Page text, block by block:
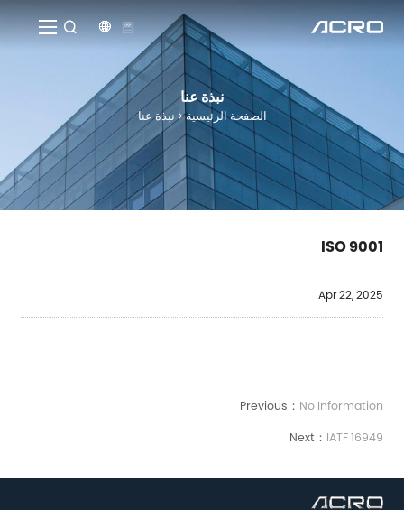


نبذة عنا
الصفحة الرئيسية نبذة عنا
ISO 9001
Apr 22, 2025
Previous： No Information
Next： IATF 16949